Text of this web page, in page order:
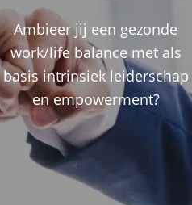
Ambieer jij een gezonde
work/life balance met als
basis intrinsiek leiderschap
en empowerment?